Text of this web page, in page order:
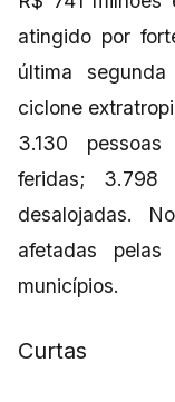
atingido por
última
ciclone
3.130
feridas; 3.798
desalojadas.
afetadas
municípios.
Curtas